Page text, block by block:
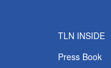
TLN INSIDE
Press Book